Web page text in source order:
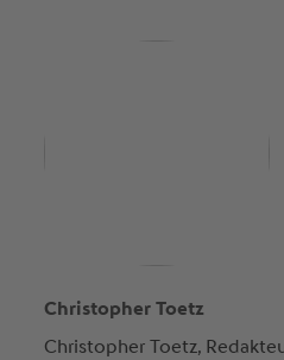
Christopher Toetz
Christopher Toetz,